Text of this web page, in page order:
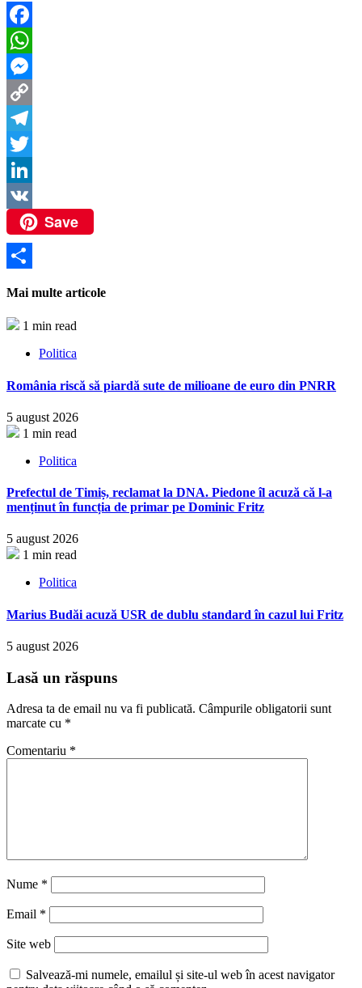
Facebook
WhatsApp
Messenger
Copy
Link
Telegram
Twitter
LinkedIn
VK
Save
Mai multe articole
1 min read
Politica
România riscă să piardă sute de milioane de euro din PNRR
5 august 2026
1 min read
Politica
Prefectul de Timiș, reclamat la DNA. Piedone îl acuză că l-a
menținut în funcția de primar pe Dominic Fritz
5 august 2026
1 min read
Politica
Marius Budăi acuză USR de dublu standard în cazul lui Fritz
5 august 2026
Lasă un răspuns
Adresa ta de email nu va fi publicată. Câmpurile obligatorii sunt
marcate cu *
Comentariu *
Nume *
Email *
Site web
Salvează-mi numele, emailul și site-ul web în acest navigator